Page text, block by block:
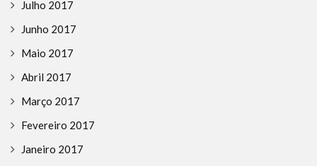
Julho 2017
Junho 2017
Maio 2017
Abril 2017
Março 2017
Fevereiro 2017
Janeiro 2017